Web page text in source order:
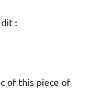
dit :
of this piece of